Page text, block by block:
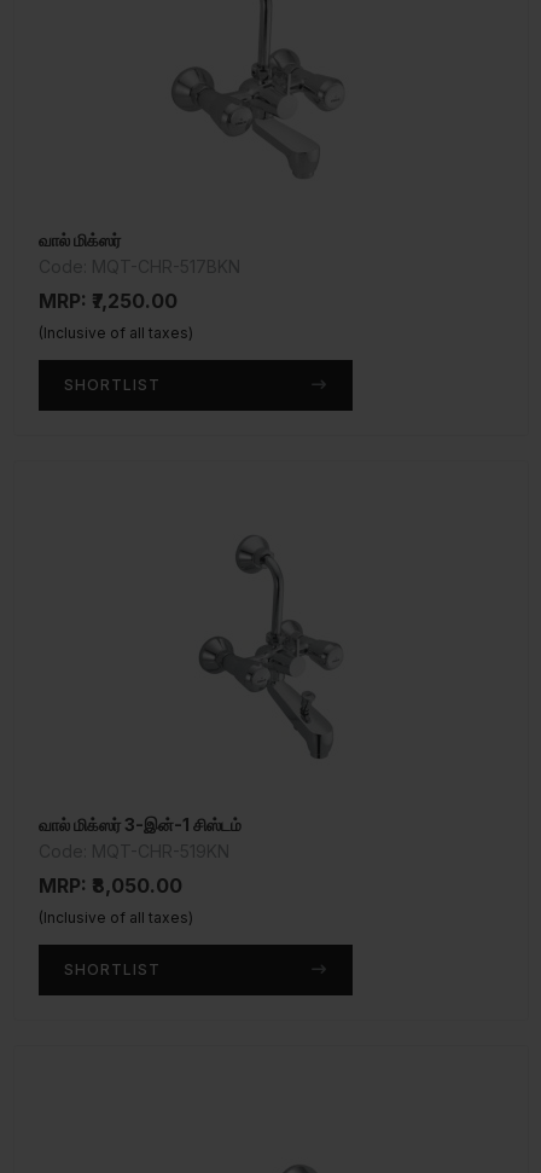
வால் மிக்ஸர்
MRP: ₹7,250.00
(Inclusive of all taxes)
SHORTLIST
வால் மிக்ஸர் 3-இன்-1 சிஸ்டம்
MRP: ₹8,050.00
(Inclusive of all taxes)
SHORTLIST